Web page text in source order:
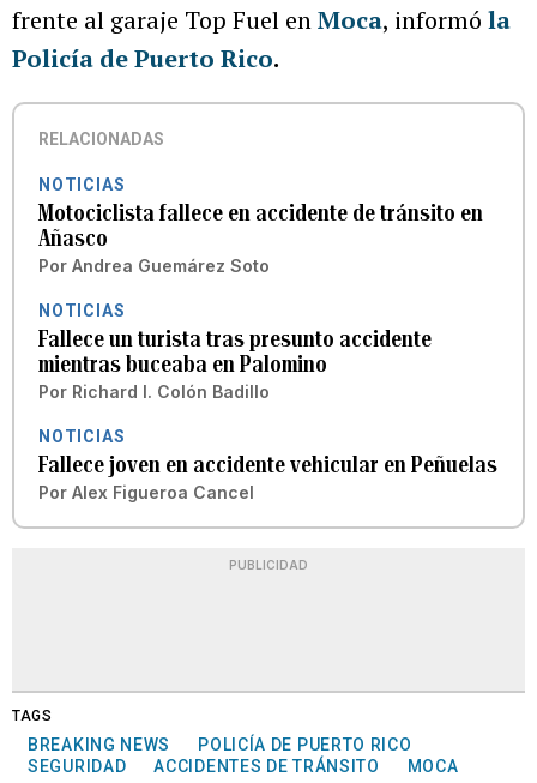
frente al garaje Top Fuel enMoca, informó la
Policía de Puerto Rico.
RELACIONADAS
NOTICIAS
Motociclista fallece en accidente de tránsito en
Añasco
Por Andrea Guemárez Soto
NOTICIAS
Fallece un turista tras presunto accidente
mientras buceaba en Palomino
Por Richard I. Colón Badillo
NOTICIAS
Fallece joven en accidente vehicular en Peñuelas
Por Alex Figueroa Cancel
PUBLICIDAD
TAGS
BREAKING NEWS
POLICÍA DE PUERTO RICO
SEGURIDAD
ACCIDENTES DE TRÁNSITO MOCA